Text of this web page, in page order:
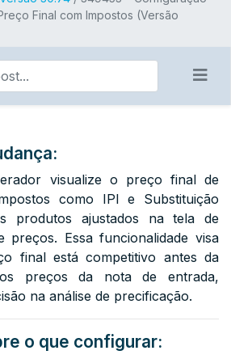
Final com Impostos (Versão
visualize o preço final de
como IPI e Substituição
produtos ajustados na tela de
preços. Essa funcionalidade visa
final está competitivo antes da
preços da nota de entrada,
na análise de precificação.
o que configurar: